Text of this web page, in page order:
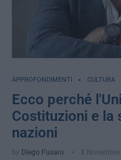
APPROFONDIMENTI CULTURA
Ecco perché
Costituzioni e la
nazioni
by Diego Fusaro 8